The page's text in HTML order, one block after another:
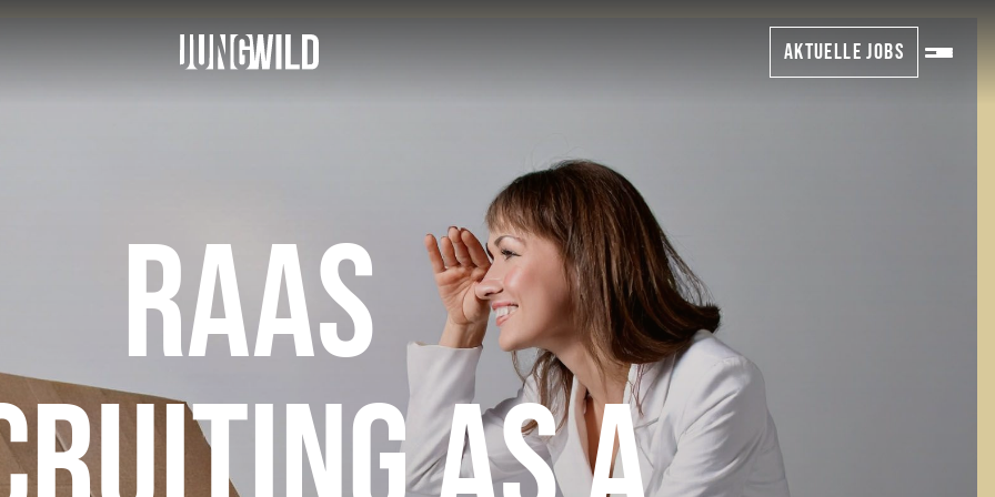
AKTUELLE JOBS
RAAS